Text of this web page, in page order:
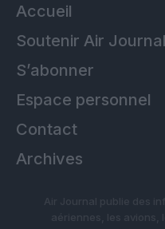
Accueil
Soutenir Air Journal
S’abonner
Espace personnel
Contact
Archives